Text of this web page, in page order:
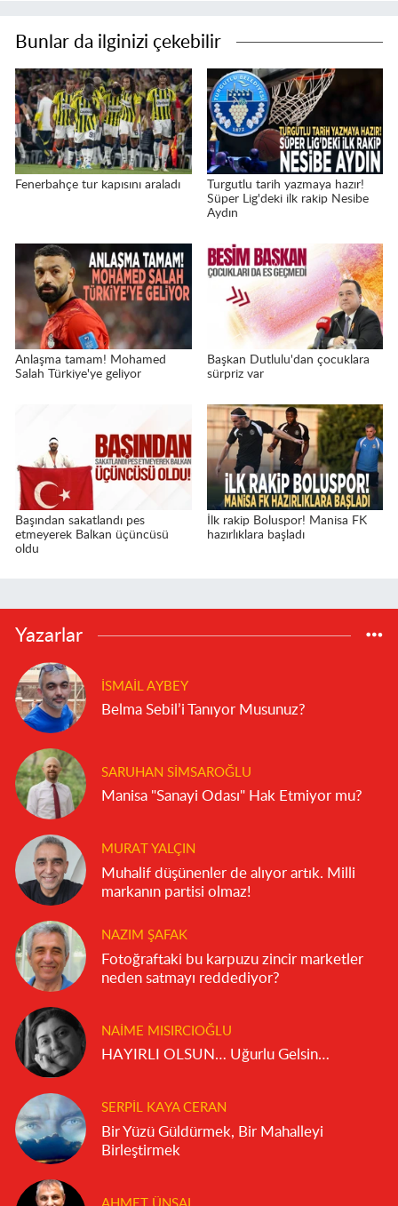
Bunlar da ilginizi çekebilir
Fenerbahçe tur kapısını araladı
Turgutlu tarih yazmaya hazır!
Süper Lig'deki ilk rakip Nesibe
Aydın
Anlaşma tamam! Mohamed
Salah Türkiye'ye geliyor
Başkan Dutlulu'dan çocuklara
sürpriz var
Başından sakatlandı pes
etmeyerek Balkan üçüncüsü
oldu
İlk rakip Boluspor! Manisa FK
hazırlıklara başladı
Yazarlar
İSMAIL AYBEY
Belma Sebil’i Tanıyor Musunuz?
SARUHAN SIMSAROĞLU
Manisa "Sanayi Odası" Hak Etmiyor mu?
MURAT YALÇIN
Muhalif düşünenler de alıyor artık. Milli
markanın partisi olmaz!
NAZIM ŞAFAK
Fotoğraftaki bu karpuzu zincir marketler
neden satmayı reddediyor?
NAIME MISIRCIOĞLU
HAYIRLI OLSUN… Uğurlu Gelsin…
SERPIL KAYA CERAN
Bir Yüzü Güldürmek, Bir Mahalleyi
Birleştirmek